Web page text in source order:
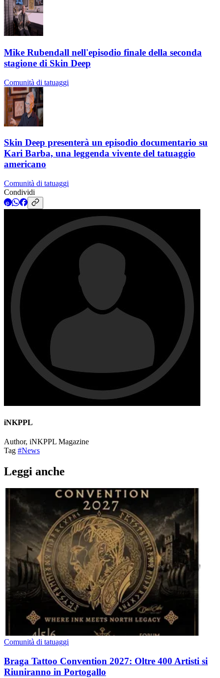
Mike Rubendall nell'episodio finale della seconda
stagione di Skin Deep
Comunità di tatuaggi
Skin Deep presenterà un episodio documentario su
Kari Barba, una leggenda vivente del tatuaggio
americano
Comunità di tatuaggi
Condividi
iNKPPL
Author, iNKPPL Magazine
Tag #News
Leggi anche
Comunità di tatuaggi
Braga Tattoo Convention 2027: Oltre 400 Artisti si
Riuniranno in Portogallo